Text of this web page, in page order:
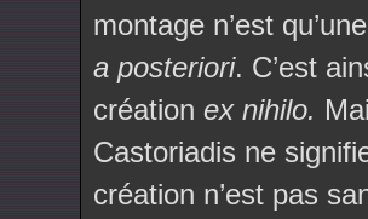
montage n’est
a posteriori. C’est
création ex nihilo.
Castoriadis ne
création n’est pas